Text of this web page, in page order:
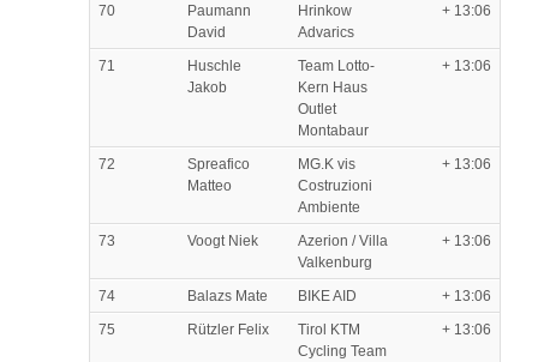
70
Paumann
David
Hrinkow
Advarics
+ 13:06
71
Huschle
Jakob
Team Lotto-
Kern Haus
Outlet
Montabaur
+ 13:06
72
Spreafico
Matteo
MG.K vis
Costruzioni
Ambiente
+ 13:06
73 Voogt Niek
Azerion / Villa
Valkenburg
+ 13:06
74 Balazs Mate BIKE AID
+ 13:06
75
Rützler Felix
Tirol KTM
Cycling Team
+ 13:06